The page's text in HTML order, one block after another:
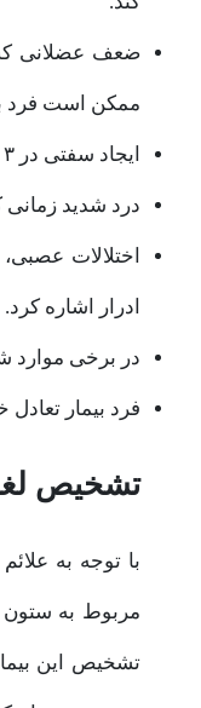
ضعف عضلانی که
ممکن است فرد
ایجاد سفتی در ۳ ماهیچه‌ پشت ران که به آن ماهیچه‌های همسترینگ می‌گویند.
درد شدید
اختلالات
ادرار اشاره کرد.
در برخی موارد
فرد بیمار
تشخیص
با توجه به
مربوط به
تشخیص این